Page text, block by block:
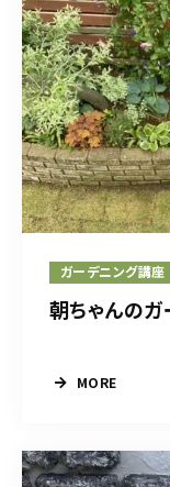
ガーデニング講座
朝ちゃんの
MORE